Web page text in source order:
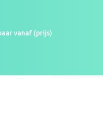
vanaf (prijs)